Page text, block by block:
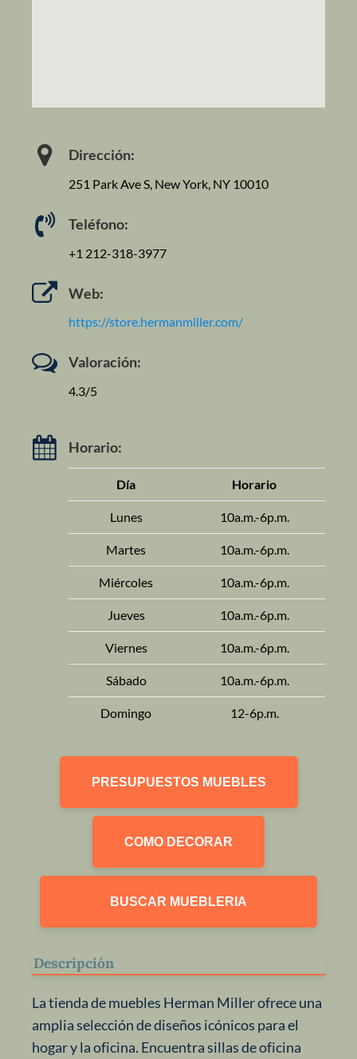
Dirección:
251 Park Ave S, New York, NY 10010
Teléfono:
+1 212-318-3977
Web:
https://store.hermanmiller.com/
Valoración:
4.3/5
Horario:
Día Horario
Lunes 10a.m.-6p.m.
Martes 10a.m.-6p.m.
Miércoles 10a.m.-6p.m.
Jueves 10a.m.-6p.m.
Viernes 10a.m.-6p.m.
Sábado 10a.m.-6p.m.
Domingo 12-6p.m.
PRESUPUESTOS MUEBLES
COMO DECORAR
BUSCAR MUEBLERIA
Descripción
La tienda de muebles Herman Miller ofrece una
amplia selección de diseños icónicos para el
hogar y la oficina. Encuentra sillas de oficina